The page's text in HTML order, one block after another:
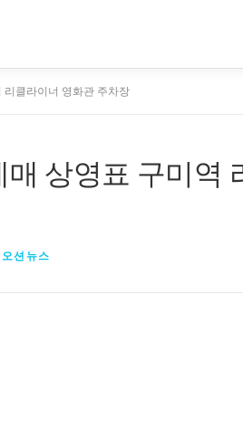
클라이너 영화관 주차장
상영표 구미역
오션뉴스